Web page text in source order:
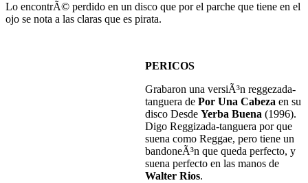
Lo encontrÃ© perdido en un disco que por el parche que tiene en el
ojo se nota a las claras que es pirata.
PERICOS
Grabaron una versiÃ³n reggezada-
tanguera de Por Una Cabeza en su
disco Desde Yerba Buena (1996).
Digo Reggizada-tanguera por que
suena como Reggae, pero tiene un
bandoneÃ³n que queda perfecto, y
suena perfecto en las manos de
Walter Rios.